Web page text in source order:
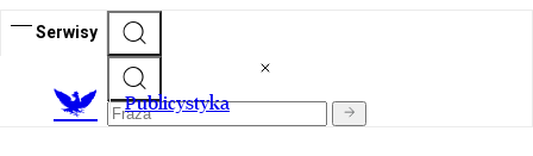
Serwisy
Publicystyka